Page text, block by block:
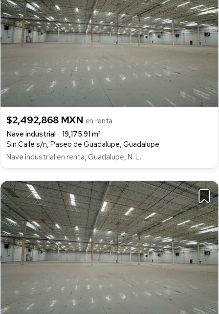
$2,492,868 MXN en renta
Nave industrial
19,175.91 m²
Sin Calle s/n, Paseo de Guadalupe, Guadalupe
Nave industrial en renta, Guadalupe, N. L.